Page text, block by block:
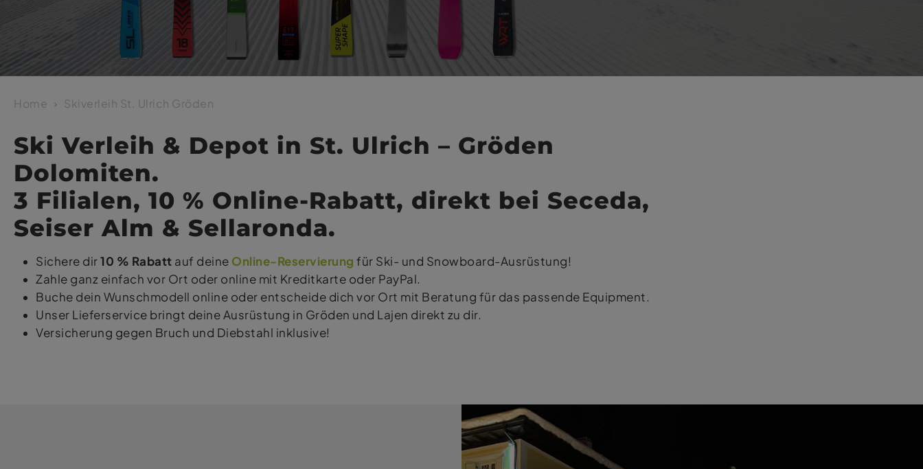
Home Skiverleih St. Ulrich Gröden
Ski Verleih & Depot in St. Ulrich – Gröden
Dolomiten.
3 Filialen, 10 % Online-Rabatt, direkt bei Seceda,
Seiser Alm & Sellaronda.
Sichere dir10 % Rabatt auf deine Online-Reservierung für Ski- und Snowboard-Ausrüstung!
Zahle ganz einfach vor Ort oder online mit Kreditkarte oder PayPal.
Buche dein Wunschmodell online oder entscheide dich vor Ort mit Beratung für das passende Equipment.
Unser Lieferservice bringt deine Ausrüstung in Gröden und Lajen direkt zu dir.
Versicherung gegen Bruch und Diebstahl inklusive!